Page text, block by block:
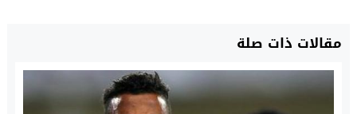
مقالات ذات صلة